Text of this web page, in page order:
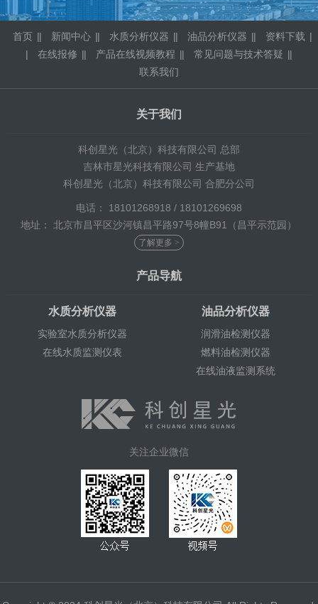
首页 | 新闻中心 | 水质分析仪器 | 油品分析仪器 |
资料下载
|
在线报修 | 产品在线视频教程 | 常见问题与技术答疑
|
联系我们
关于我们
科创星光（北京）科技有限公司 总部
吉林市星光科技有限公司 生产基地
科创星光（北京）科技有限公司 合肥分公司
电话： 18101268918 / 18101269698
地址： 北京市昌平区沙河镇昌平路97号8幢B91（昌平示范园）
了解更多 >
产品导航
水质分析仪器
实验室水质分析仪器
在线水质监测仪表
油品分析仪器
润滑油检测仪器
燃料油检测仪器
在线油液监测系统
关注企业微信